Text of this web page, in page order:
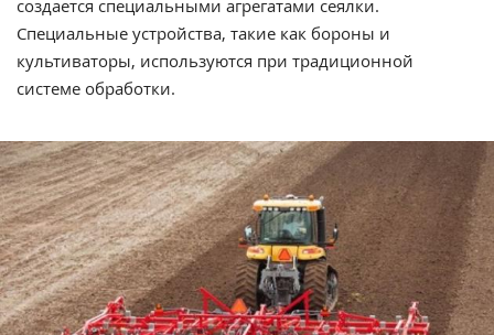
создается специальными агрегатами сеялки.
Специальные устройства, такие как бороны и
культиваторы, используются при традиционной
системе обработки.